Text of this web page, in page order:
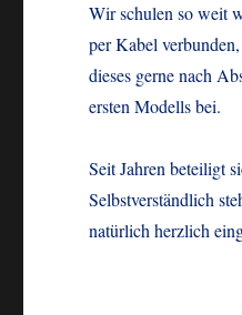
Wir schulen so weit
per Kabel
dieses gerne nach
ersten Modells bei.
Seit Jahren beteiligt
Selbstverständlich
natürlich herzlich